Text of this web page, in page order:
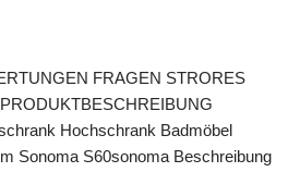
FRAGEN STRORES
Hochschrank Badmöbel
Sonoma S60sonoma Beschreibung